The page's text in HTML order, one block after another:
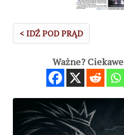
< IDŹ POD PRĄD
Ważne?